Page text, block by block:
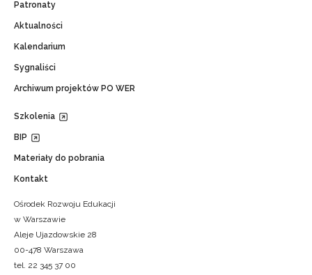
Patronaty
Aktualności
Kalendarium
Sygnaliści
Archiwum projektów PO WER
Szkolenia
BIP
Materiały do pobrania
Kontakt
Ośrodek Rozwoju Edukacji
w Warszawie
Aleje Ujazdowskie 28
00-478 Warszawa
tel. 22 345 37 00